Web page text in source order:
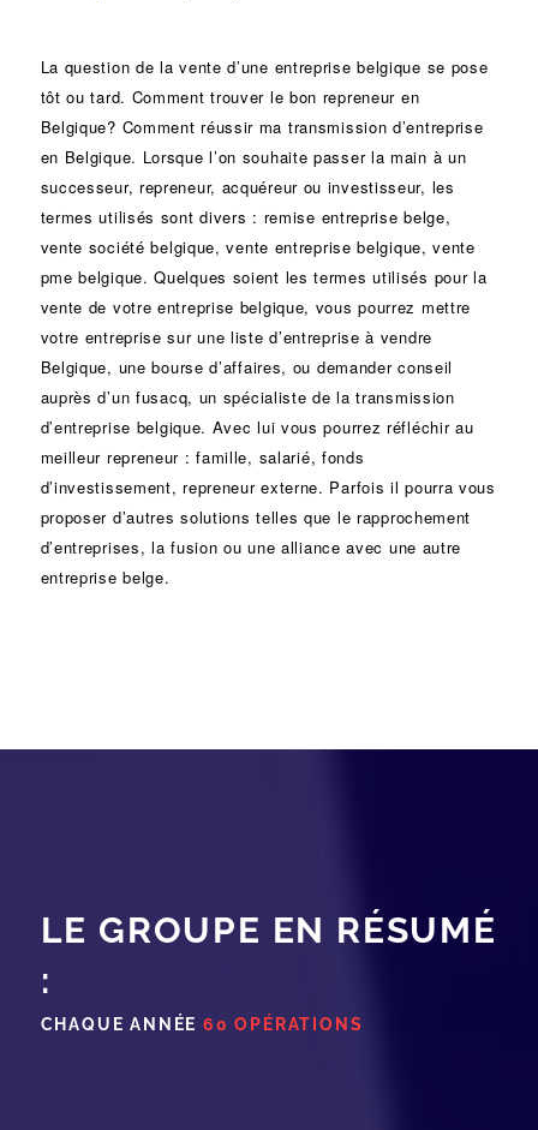
La question de la vente d’une entreprise belgique se pose
tôt ou tard. Comment trouver le bon repreneur en
Belgique? Comment réussir ma transmission d’entreprise
en Belgique. Lorsque l’on souhaite passer la main à un
successeur, repreneur, acquéreur ou investisseur, les
termes utilisés sont divers : remise entreprise belge,
vente société belgique, vente entreprise belgique, vente
pme belgique. Quelques soient les termes utilisés pour la
vente de votre entreprise belgique, vous pourrez mettre
votre entreprise sur une liste d’entreprise à vendre
Belgique, unebourse d’affaires, ou demander conseil
auprès d’un fusacq, un spécialiste de latransmission
d’entreprise belgique. Avec lui vous pourrez réfléchir au
meilleur repreneur :famille, salarié, fonds
d’investissement, repreneur externe. Parfois il pourra vous
proposer d’autres solutions telles que le rapprochement
d’entreprises, lafusion ou unealliance avec une autre
entreprise belge.
LE GROUPE EN RÉSUMÉ
:
CHAQUE ANNÉE 60 OPÉRATIONS